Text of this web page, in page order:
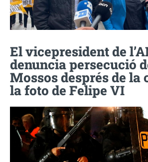
El vicepresident de
denuncia persecució
Mossos després de la
la foto de Felipe VI